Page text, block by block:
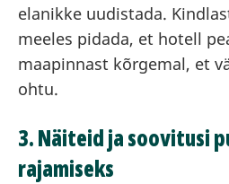
elanikke uudistada.
meeles pidada, et hotell
maapinnast kõrgemal, et
ohtu.
3. Näiteid ja soovitusi
rajamiseks